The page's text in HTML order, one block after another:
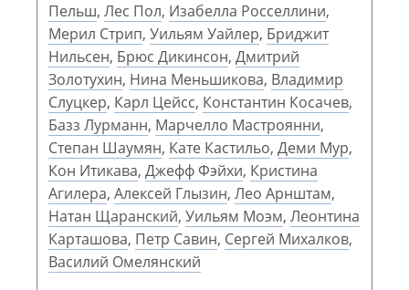
Пельш, Лес Пол, Изабелла Росселлини,
Мерил Стрип, Уильям Уайлер, Бриджит
Нильсен, Брюс Дикинсон, Дмитрий
Золотухин, Нина Меньшикова, Владимир
Слуцкер, Карл Цейсс, Константин Косачев,
Базз Лурманн, Марчелло Мастроянни,
Степан Шаумян, Кате Кастильо, Деми Мур,
Кон Итикава, Джефф Фэйхи, Кристина
Агилера, Алексей Глызин, Лео Арнштам,
Натан Щаранский, Уильям Моэм, Леонтина
Карташова, Петр Савин, Сергей Михалков,
Василий Омелянский